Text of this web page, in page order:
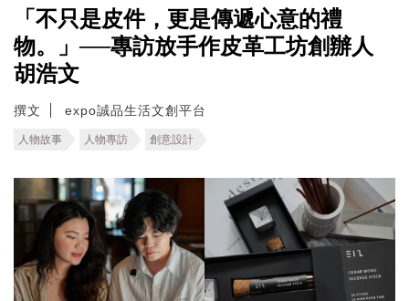
「不只是皮件，更是傳遞心意的禮
物。」──專訪放手作皮革工坊創辦人
胡浩文
撰文 expo誠品生活文創平台
人物故事 人物專訪 創意設計